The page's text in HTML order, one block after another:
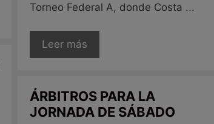
Torneo Federal A, donde Costa ...
Leer más
ÁRBITROS PARA LA
JORNADA DE SÁBADO